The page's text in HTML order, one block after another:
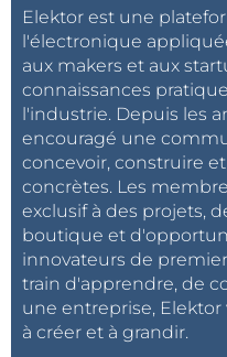
Elektor est une
l'électronique
aux makers et aux
connaissances
l'industrie. Depuis les
encouragé une
concevoir, construire
concrètes. Les
exclusif à des projets,
boutique et
innovateurs de
train d'apprendre, de
une entreprise, Elektor
à créer et à grandir.